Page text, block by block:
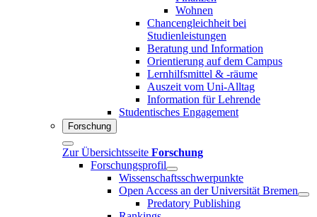
Wohnen
Chancengleichheit bei
Studienleistungen
Beratung und Information
Orientierung auf dem Campus
Lernhilfsmittel & -räume
Auszeit vom Uni-Alltag
Information für Lehrende
Studentisches Engagement
Forschung
Zur Übersichtsseite Forschung
Forschungsprofil
Wissenschaftsschwerpunkte
Open Access an der Universität Bremen
Predatory Publishing